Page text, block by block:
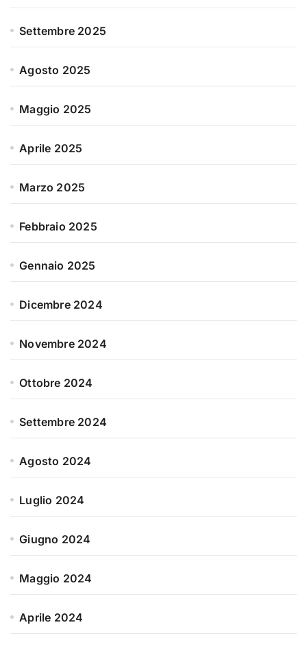
Settembre 2025
Agosto 2025
Maggio 2025
Aprile 2025
Marzo 2025
Febbraio 2025
Gennaio 2025
Dicembre 2024
Novembre 2024
Ottobre 2024
Settembre 2024
Agosto 2024
Luglio 2024
Giugno 2024
Maggio 2024
Aprile 2024